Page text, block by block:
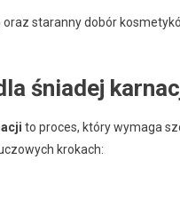
oraz staranny dobór
śniadej
to proces, który wymaga
krokach: